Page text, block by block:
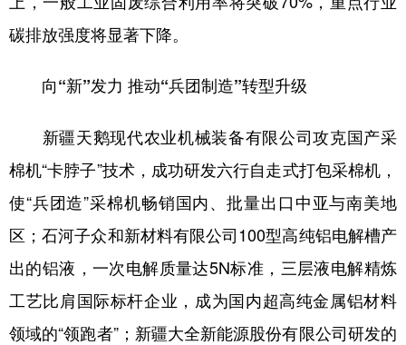
碳排放强度将显著下降。
向“新”发力 推动“兵团制造”转型升级
新疆天鹅现代农业机械装备有限公司攻克国产采
棉机“卡脖子”技术，成功研发六行自走式打包采棉机，
使“兵团造”采棉机畅销国内、批量出口中亚与南美地
区；石河子众和新材料有限公司100型高纯铝电解槽产
出的铝液，一次电解质量达5N标准，三层液电解精炼
工艺比肩国际标杆企业，成为国内超高纯金属铝材料
领域的“领跑者”；新疆大全新能源股份有限公司研发的